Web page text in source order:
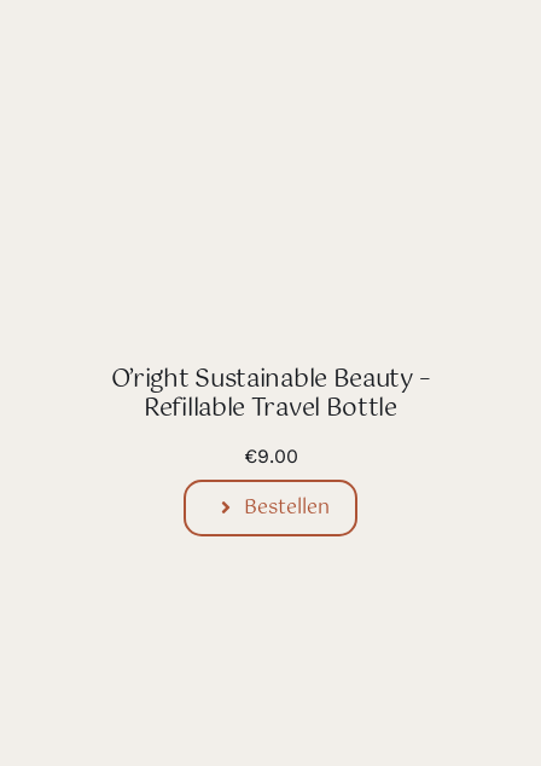
O’right Sustainable Beauty –
Refillable Travel Bottle
€9.00
Bestellen